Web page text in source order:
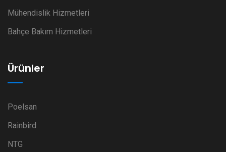
Mühendislik Hizmetleri
Bahçe Bakım Hizmetleri
Ürünler
Poelsan
Rainbird
NTG